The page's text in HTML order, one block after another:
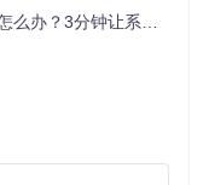
化流程
3分钟让系统焕发新生